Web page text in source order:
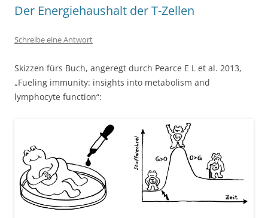
Der Energiehaushalt der T-Zellen
Schreibe eine Antwort
Skizzen fürs Buch, angeregt durch Pearce E L et al. 2013,
„Fueling immunity: insights into metabolism and
lymphocyte function“: